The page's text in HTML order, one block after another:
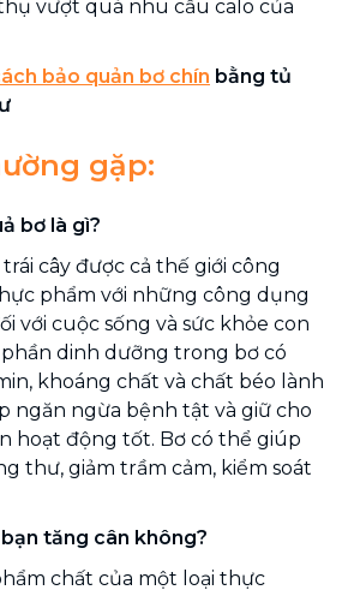
vượt quá nhu cầu calo của
bảo quản bơ chín bằng tủ
gặp:
bơ là gì?
cây được cả thế giới công
phẩm với những công dụng
với cuộc sống và sức khỏe con
dinh dưỡng trong bơ có
khoáng chất và chất béo lành
ngăn ngừa bệnh tật và giữ cho
hoạt động tốt. Bơ có thể giúp
thư, giảm trầm cảm, kiểm soát
tăng cân không?
chất của một loại thực